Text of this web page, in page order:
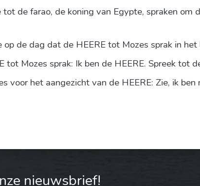
tot de farao, de koning van Egypte, spraken
op de dag dat de HEERE tot Mozes sprak in
tot Mozes sprak: Ik ben de HEERE. Spreek tot
voor het aangezicht van de HEERE: Zie, ik
nieuwsbrief!